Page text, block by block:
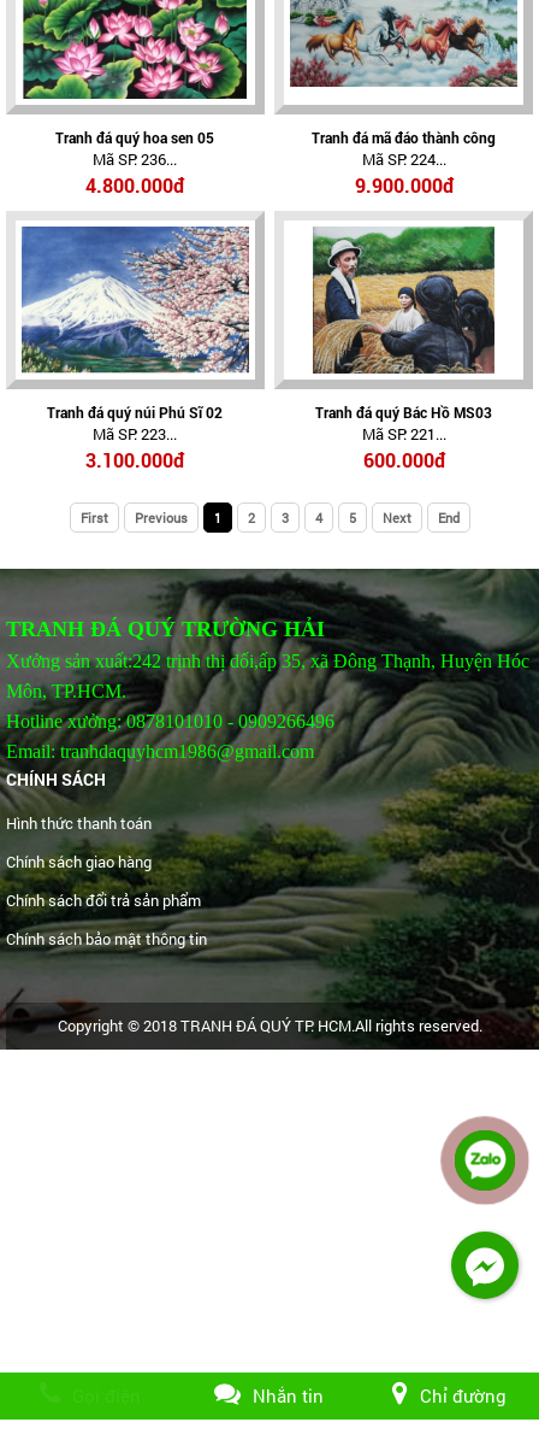
Tranh đá quý hoa sen 05
Mã SP: 236...
4.800.000đ
Tranh đá mã đáo thành công
Mã SP: 224...
9.900.000đ
Tranh đá quý núi Phú Sĩ 02
Mã SP: 223...
3.100.000đ
Tranh đá quý Bác Hồ MS03
Mã SP: 221...
600.000đ
First Previous 1 2 3 4 5 Next End
TRANH ĐÁ QUÝ TRƯỜNG HẢI
Xưởng sản xuất:242 trịnh thị dối,ấp 35, xã Đông Thạnh, Huyện Hóc
Môn, TP.HCM.
Hotline xưởng: 0878101010 - 0909266496
Email: tranhdaquyhcm1986@gmail.com
CHÍNH SÁCH
Hình thức thanh toán
Chính sách giao hàng
Chính sách đổi trả sản phẩm
Chính sách bảo mật thông tin
Copyright © 2018 TRANH ĐÁ QUÝ TP. HCM.All rights reserved.
Nhắn tin Chỉ đường